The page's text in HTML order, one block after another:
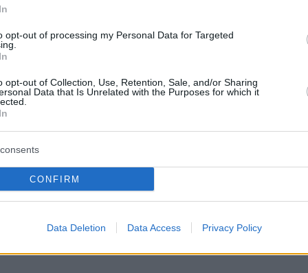
opt-out of processing my Personal Data for Targeted
opt-out of Collection, Use, Retention, Sale, and/or Sharing
Data that Is Unrelated with the Purposes for which it
CONFIRM
Data Deletion Data Access Privacy Policy
diventare un luogo in cui reggere la concorrenza
un luogo in cui tutti gli ungheresi possano
festeggia il 150° compleanno Read more